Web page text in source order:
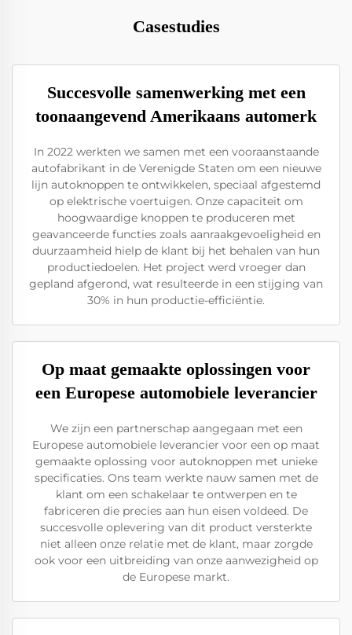
Casestudies
Succesvolle samenwerking met een
toonaangevend Amerikaans automerk
In 2022 werkten we samen met een vooraanstaande
autofabrikant in de Verenigde Staten om een nieuwe
lijn autoknoppen te ontwikkelen, speciaal afgestemd
op elektrische voertuigen. Onze capaciteit om
hoogwaardige knoppen te produceren met
geavanceerde functies zoals aanraakgevoeligheid en
duurzaamheid hielp de klant bij het behalen van hun
productiedoelen. Het project werd vroeger dan
gepland afgerond, wat resulteerde in een stijging van
30% in hun productie-efficiëntie.
Op maat gemaakte oplossingen voor
een Europese automobiele leverancier
We zijn een partnerschap aangegaan met een
Europese automobiele leverancier voor een op maat
gemaakte oplossing voor autoknoppen met unieke
specificaties. Ons team werkte nauw samen met de
klant om een schakelaar te ontwerpen en te
fabriceren die precies aan hun eisen voldeed. De
succesvolle oplevering van dit product versterkte
niet alleen onze relatie met de klant, maar zorgde
ook voor een uitbreiding van onze aanwezigheid op
de Europese markt.